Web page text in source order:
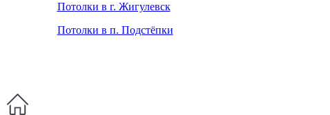
Потолки в г. Жигулевск
Потолки в п. Подстёпки